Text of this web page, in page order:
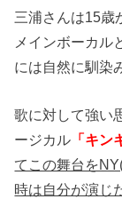
三浦さんは15歳
メインボーカル
には自然に馴染
歌に対して強い
ージカル 「キン
てこの舞台を
時は自分が演じ